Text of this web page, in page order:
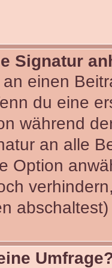
Signatur
einen
du eine
während
an alle
Option
abschaltest)